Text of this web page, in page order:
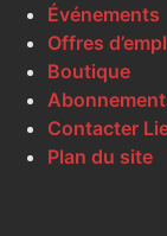
Événements
Offres
Boutique
Contacter
Plan du site